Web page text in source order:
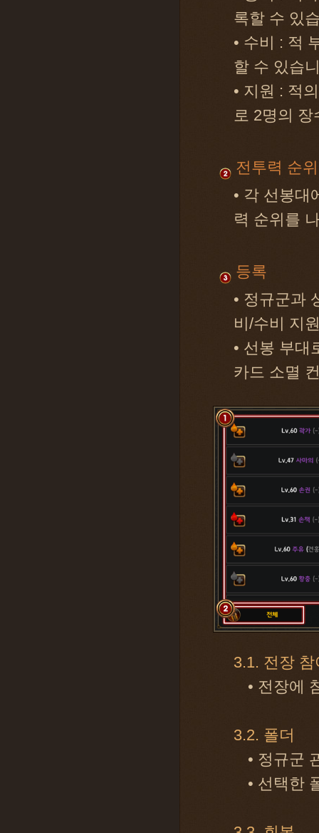
록할 수 있
• 수비 : 적
할 수 있습
• 지원 : 적
로 2명의
전투력 순위
• 각 선봉대
력 순위를
등록
• 정규군과
비/수비 지
• 선봉 부대
카드 소멸
3.1. 전장
• 전장에
3.2. 폴더
• 정규군
• 선택한